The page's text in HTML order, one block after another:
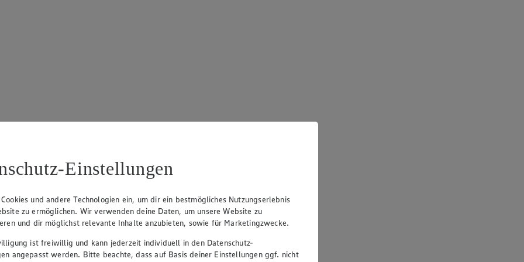
5 Sternen. Anzahl der Bewertungen: 83.
Einstellungen
und andere Technologien ein, um dir ein bestmögliches Nutzungserlebnis
zu ermöglichen. Wir verwenden deine Daten, um unsere Website zu
und dir möglichst relevante Inhalte anzubieten, sowie für Marketingzwecke.
ist freiwillig und kann jederzeit individuell in den Datenschutz-
angepasst werden. Bitte beachte, dass auf Basis deiner Einstellungen ggf. nicht